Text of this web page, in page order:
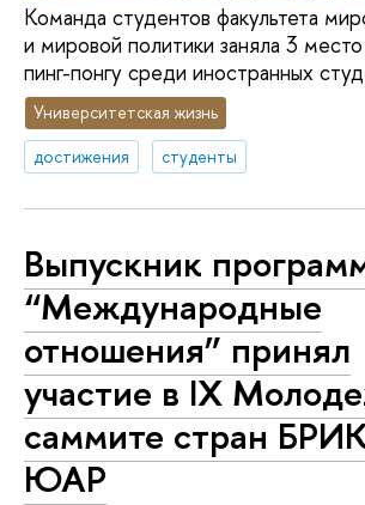
Команда студентов факультета
и мировой политики заняла 3
пинг-понгу среди иностранных
Университетская жизнь
достижения
студенты
Выпускник
“Международные
отношения” принял
участие в IX
саммите стран
ЮАР